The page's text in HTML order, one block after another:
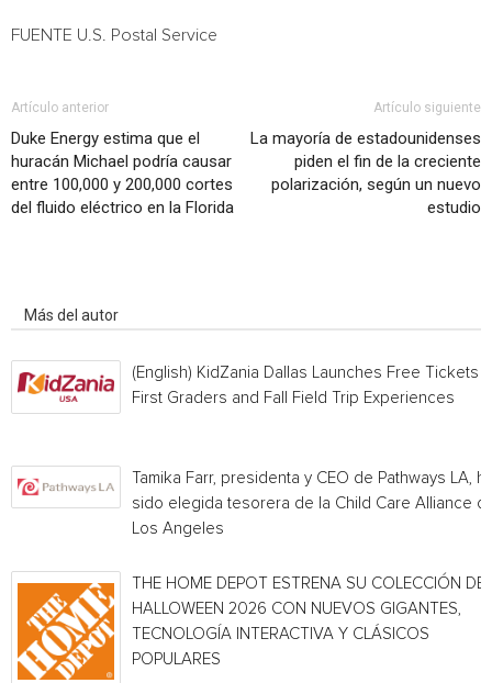
FUENTE U.S. Postal Service
Artículo anterior
Duke Energy estima que el
huracán Michael podría causar
entre 100,000 y 200,000 cortes
del fluido eléctrico en la Florida
Artículo siguiente
La mayoría de estadounidenses
piden el fin de la creciente
polarización, según un nuevo
estudio
Más del autor
(English) KidZania Dallas Launches Free Tickets
First Graders and Fall Field Trip Experiences
Tamika Farr, presidenta y CEO de Pathways LA,
sido elegida tesorera de la Child Care Alliance of
Los Angeles
THE HOME DEPOT ESTRENA SU COLECCIÓN DE
HALLOWEEN 2026 CON NUEVOS GIGANTES,
TECNOLOGÍA INTERACTIVA Y CLÁSICOS
POPULARES